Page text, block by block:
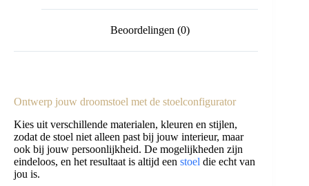
Beoordelingen (0)
Ontwerp jouw droomstoel met de stoelconfigurator
Kies uit verschillende materialen, kleuren en stijlen,
zodat de stoel niet alleen past bij jouw interieur, maar
ook bij jouw persoonlijkheid. De mogelijkheden zijn
eindeloos, en het resultaat is altijd een stoel die echt van
jou is.